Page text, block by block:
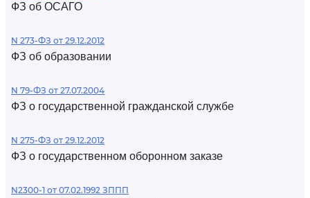
ФЗ об ОСАГО
N 273-ФЗ от 29.12.2012
ФЗ об образовании
N 79-ФЗ от 27.07.2004
ФЗ о государственной гражданской службе
N 275-ФЗ от 29.12.2012
ФЗ о государственном оборонном заказе
N2300-1 от 07.02.1992 ЗППП